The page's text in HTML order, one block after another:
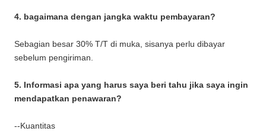
4. bagaimana dengan jangka waktu pembayaran?
Sebagian besar 30% T/T di muka, sisanya perlu dibayar
sebelum pengiriman.
5. Informasi apa yang harus saya beri tahu jika saya ingin
mendapatkan penawaran?
--Kuantitas